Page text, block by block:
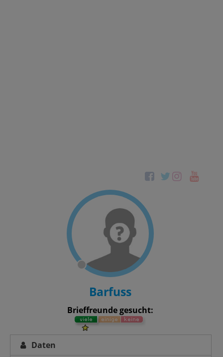
Barfuss
Brieffreunde gesucht:
Daten